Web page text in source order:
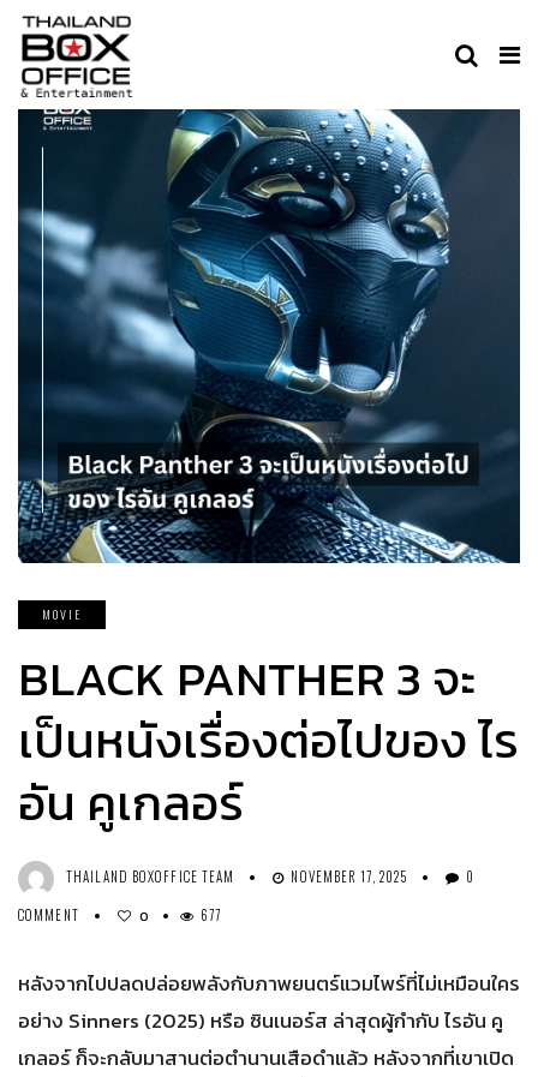
MOVIE
BLACK PANTHER 3 จะ
เป็นหนังเรื่องต่อไปของ ไร
อัน คูเกลอร์
THAILAND BOXOFFICE TEAM NOVEMBER 17, 2025
0
COMMENT
0 677
หลังจากไปปลดปล่อยพลังกับภาพยนตร์แวมไพร์ที่ไม่เหมือนใคร
อย่าง Sinners (2025) หรือ ซินเนอร์ส ล่าสุดผู้กำกับ ไรอัน คู
เกลอร์ ก็จะกลับมาสานต่อตำนานเสือดำแล้ว หลังจากที่เขาเปิด